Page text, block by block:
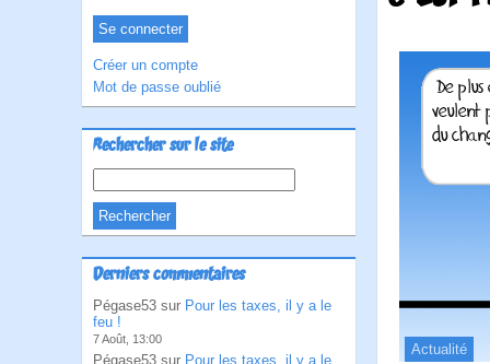
Créer un compte
Mot de passe oublié
Rechercher sur le site
Derniers commentaires
Pégase53 sur Pour les taxes, il y a le
feu !
7 Août, 13:00
Pégase53 sur Pour les taxes, il y a le
Actualité